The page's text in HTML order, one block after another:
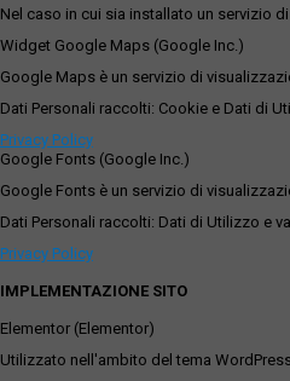
Nel caso in cui sia installato un servizio
Widget Google Maps (Google Inc.)
Google Maps è un servizio di
Dati Personali raccolti: Cookie e Dati di
Privacy Policy
Google Fonts (Google Inc.)
Google Fonts è un servizio di
Dati Personali raccolti: Dati di Utilizzo e
Privacy Policy
IMPLEMENTAZIONE SITO
Elementor (Elementor)
Utilizzato nell'ambito del tema